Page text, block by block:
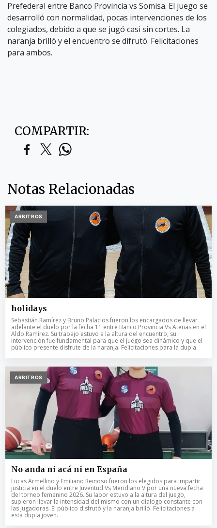
Prefederal entre Banco Provincia vs Somisa. El juego se
desarrolló con normalidad, pocas intervenciones de los
colegiados, debido a que se jugó casi sin cortes. La
naranja brilló y el encuentro se difrutó. Felicitaciones
para ambos.
COMPARTIR:
Notas Relacionadas
ARBITROS
holidays
Sebastián Ramírez y Bruno Palacios fueron los encargados de llevar
adelante el duelo por la fecha 11 entre Banco Provincia Vs Atenas en el
Aldo Ramírez. Su trabajo estuvo a la altura del encuentro, su
intervención fue fundamental para que el juego sea dinámico y que el
público presente disfrute de la naranja. Felicitaciones para la dupla.
ARBITROS
No anda ni acá ni en España
Lucas Armellino y Emiliano Reinoso fueron los elegidos para impartir
justicia en el duelo entre Juventud Vs Meridiano V por una nueva fecha
del torneo femenino 2026. Su labor estuvo a la altura del juego,
supieron llevar la intensidad del mismo con un dialogo constante con
las jugadoras. El público disfrutó y la naranja brilló. Felicitaciones a
esta dupla joven.